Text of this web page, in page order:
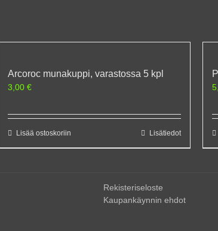
Arcoroc munakuppi, varastossa 5 kpl
3,00€
Lisää ostoskoriin Lisätiedot
Rekisteriseloste
Kaupankäynnin ehdot